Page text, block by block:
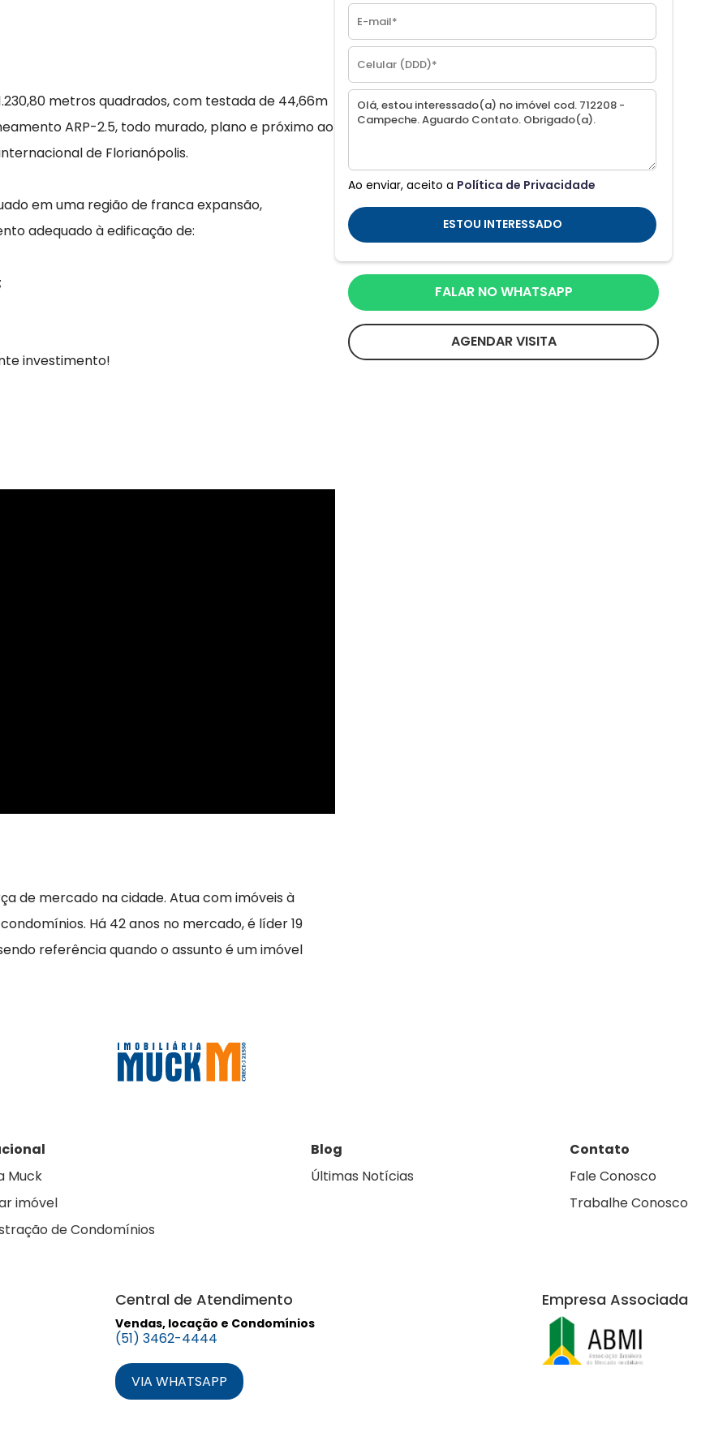
metros quadrados, com testada de 44,66m
ARP-2.5, todo murado, plano e próximo ao
de Florianópolis.
em uma região de franca expansão,
adequado à edificação de:
investimento!
de mercado na cidade. Atua com imóveis à
Há 42 anos no mercado, é líder 19
referência quando o assunto é um imóvel
Ao enviar, aceito a Política de Privacidade
ESTOU INTERESSADO
FALAR NO WHATSAPP
AGENDAR VISITA
Muck
imóvel
de Condomínios
Blog
Últimas Notícias
Contato
Fale Conosco
Trabalhe Conosco
Central de Atendimento
Vendas, locação e Condomínios
(51) 3462-4444
VIA WHATSAPP
Empresa Associada